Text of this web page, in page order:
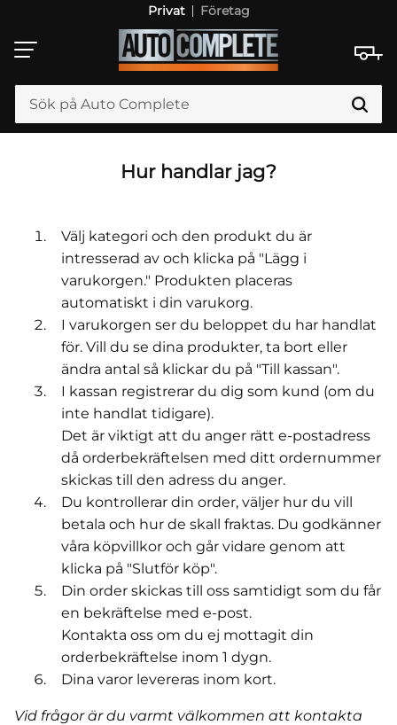
Meny
Privat Företag
Hur handlar jag?
Välj kategori och den produkt du är
intresserad av och klicka på "Lägg i
varukorgen." Produkten placeras
automatiskt i din varukorg.
I varukorgen ser du beloppet du har handlat
för. Vill du se dina produkter, ta bort eller
ändra antal så klickar du på "Till kassan".
I kassan registrerar du dig som kund (om du
inte handlat tidigare).
Det är viktigt att du anger rätt e-postadress
då orderbekräftelsen med ditt ordernummer
skickas till den adress du anger.
Du kontrollerar din order, väljer hur du vill
betala och hur de skall fraktas. Du godkänner
våra köpvillkor och går vidare genom att
klicka på "Slutför köp".
Din order skickas till oss samtidigt som du får
en bekräftelse med e-post.
Kontakta oss om du ej mottagit din
orderbekräftelse inom 1 dygn.
Dina varor levereras inom kort.
Vid frågor är du varmt välkommen att kontakta